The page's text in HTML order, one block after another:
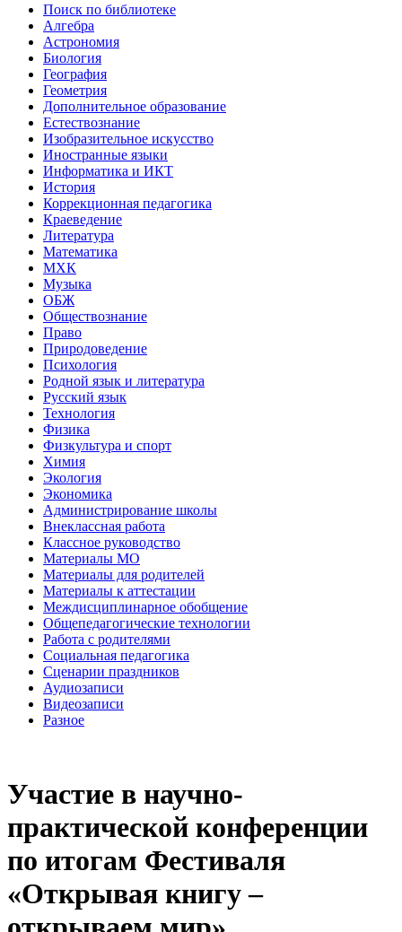
Поиск по библиотеке
Алгебра
Астрономия
Биология
География
Геометрия
Дополнительное образование
Естествознание
Изобразительное искусство
Иностранные языки
Информатика и ИКТ
История
Коррекционная педагогика
Краеведение
Литература
Математика
МХК
Музыка
ОБЖ
Обществознание
Право
Природоведение
Психология
Родной язык и литература
Русский язык
Технология
Физика
Физкультура и спорт
Химия
Экология
Экономика
Администрирование школы
Внеклассная работа
Классное руководство
Материалы МО
Материалы для родителей
Материалы к аттестации
Междисциплинарное обобщение
Общепедагогические технологии
Работа с родителями
Социальная педагогика
Сценарии праздников
Аудиозаписи
Видеозаписи
Разное
Участие в научно-
практической конференции
по итогам Фестиваля
«Открывая книгу –